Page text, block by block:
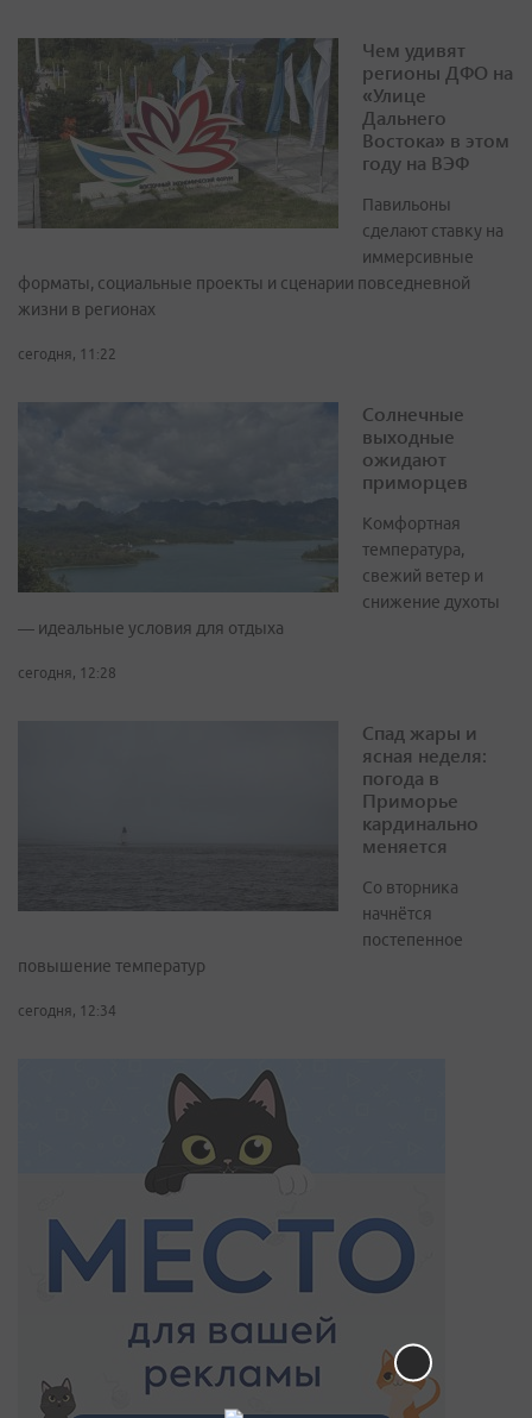
Чем удивят
регионы ДФО на
«Улице
Дальнего
Востока» в этом
году на ВЭФ
Павильоны
сделают ставку на
иммерсивные
форматы, социальные проекты и сценарии повседневной
жизни в регионах
сегодня, 11:22
Солнечные
выходные
ожидают
приморцев
Комфортная
температура,
свежий ветер и
снижение духоты
— идеальные условия для отдыха
сегодня, 12:28
Спад жары и
ясная неделя:
погода в
Приморье
кардинально
меняется
Со вторника
начнётся
постепенное
повышение температур
сегодня, 12:34